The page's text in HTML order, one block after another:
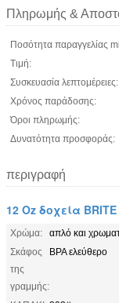
Πληρωμής &
Ποσότητα παραγγελίας
Τιμή:
Συσκευασία λεπτομέρειες:
Χρόνος παράδοσης:
Όροι πληρωμής:
Δυνατότητα προσφοράς:
περιγραφή
12 Oz δοχεία BRITE
Χρώμα:
απλό και
Σκάφος
της
γραμμής:
BPA ελεύθερο